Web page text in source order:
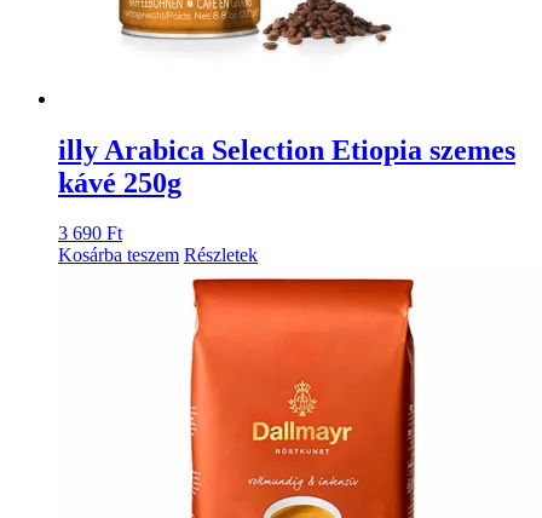
illy Arabica Selection Etiopia szemes
kávé 250g
3 690 Ft
Kosárba teszem Részletek